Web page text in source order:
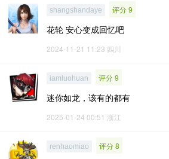
shangshandaye 评分 9
花轮 安心变成回忆吧
2024-11-21 11:23 四川
iamluohuan 评分 9
迷你如龙，该有的都有
2025-01-24 00:51 浙江
renhaomiao 评分 8